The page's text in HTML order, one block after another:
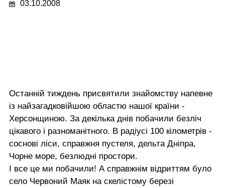
03.10.2008
Останній тиждень присвятили знайомству напевне
із найзагадковійшою областю нашої країни -
Херсонщиною. За декілька днів побачили безліч
цікавого і разноманітного. В радіусі 100 кілометрів -
соснові ліси, справжня пустеля, дельта Дніпра,
Чорне море, безлюдні простори.
І все це ми побачили! А справжнім відриттям було
село Червоний Маяк на скелістому березі